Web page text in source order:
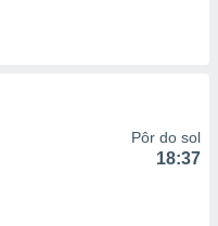
Pôr do sol
18:37